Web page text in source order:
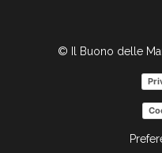
© Il Buono delle